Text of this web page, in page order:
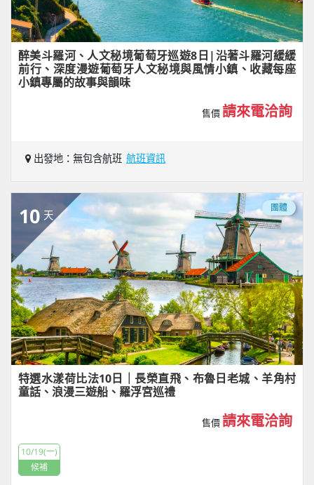
醉美斗羅河、人文秘境葡萄牙巡遊8日|沿著斗羅河緩緩
前行、深度漫遊葡萄牙人文秘境與風情小鎮、收藏每座
小鎮專屬的故事與韻味
售價 請來電洽詢
出發地：無包含航班 航班資訊
10 天
團體
特選水漾荷比法10日｜長榮直飛、布魯日老城、羊角村
童話、浪漫三遊船、羅浮宮巡禮
售價 請來電洽詢
10/19(一)
候補